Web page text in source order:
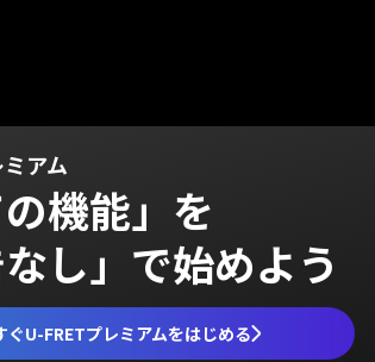
アム
の機能」を
なし」で始めよう
ぐU-FRETプレミアムをはじめる